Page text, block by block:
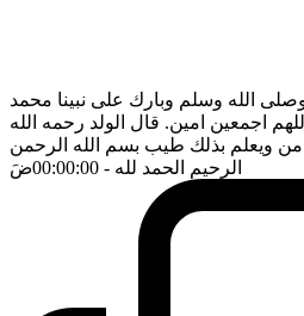
الله وسلم وبارك على نبينا محمد
اجمعين امين. قال الولد رحمه الله
ويعلم بذلك طيب بسم الله الرحمن
الرحيم الحمد لله - 00:00:00 ضَ